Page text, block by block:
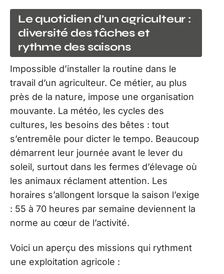
Le quotidien d’un agriculteur :
diversité des tâches et
rythme des saisons
Impossible d’installer la routine dans le
travail d’un agriculteur. Ce métier, au plus
près de la nature, impose une organisation
mouvante. La météo, les cycles des
cultures, les besoins des bêtes : tout
s’entremêle pour dicter le tempo. Beaucoup
démarrent leur journée avant le lever du
soleil, surtout dans les fermes d’élevage où
les animaux réclament attention. Les
horaires s’allongent lorsque la saison l’exige
: 55 à 70 heures par semaine deviennent la
norme au cœur de l’activité.
Voici un aperçu des missions qui rythment
une exploitation agricole :